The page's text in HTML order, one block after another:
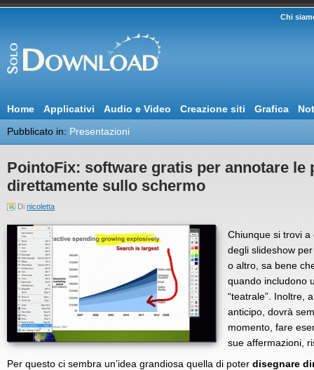
Chi
Home Applicativi Audio e Video Creazione siti Grafica
Pubblicato in: Presentazioni
PointoFix: software gratis per annotare le
direttamente sullo schermo
Di nicoletta
Chiunque si trovi
degli slideshow
o altro, sa bene
quando includono
“teatrale”. Inoltre,
anticipo, dovrà
momento, fare
sue affermazioni,
Per questo ci sembra un’idea grandiosa quella di poter disegnare